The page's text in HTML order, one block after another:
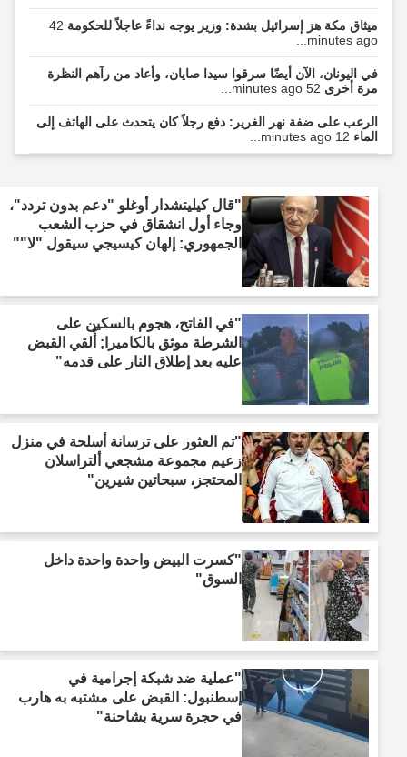
ميثاق مكة هز إسرائيل بشدة: وزير يوجه نداءً عاجلاً للحكومة42
minutes ago...
في اليونان، الآن أيضًا سرقوا سيدا صايان، وأعاد من رآهم النظرة
مرة أخرى 52 minutes ago...
الرعب على ضفة نهر الغرير: دفع رجلاً كان يتحدث على الهاتف إلى
الماء12 minutes ago...
"قال كيليتشدار أوغلو "دعم بدون تردد"،
وجاء أول انشقاق في حزب الشعب
الجمهوري: إلهان كيسيجي سيقول "لا""
"في الفاتح، هجوم بالسكين على
الشرطة موثق بالكاميرا; أُلقي القبض
عليه بعد إطلاق النار على قدمه"
"تم العثور على ترسانة أسلحة في منزل
زعيم مجموعة مشجعي ألتراسلان
المحتجز، سبحاتين شيرين"
"كسرت البيض واحدة واحدة داخل
السوق"
"عملية ضد شبكة إجرامية في
إسطنبول: القبض على مشتبه به هارب
في حجرة سرية بشاحنة"